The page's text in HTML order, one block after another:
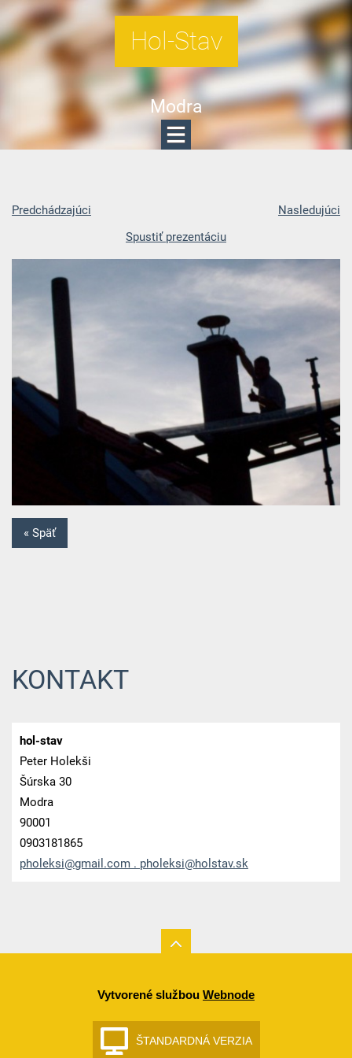
Hol-Stav
Modra
Predchádzajúci
Nasledujúci
Spustiť prezentáciu
« Späť
KONTAKT
hol-stav
Peter Holekši
Šúrska 30
Modra
90001
0903181865
pholeksi@gmail.com . pholeksi@holstav.sk
Vytvorené službou Webnode
ŠTANDARDNÁ VERZIA